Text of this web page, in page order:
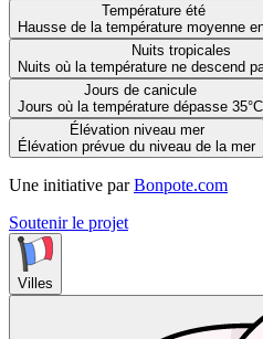
Température été
Hausse de la température moyenne
Nuits tropicales
Nuits où la température ne descend
Jours de canicule
Jours où la température dépasse 35°C
Élévation niveau mer
Élévation prévue du niveau de la mer
Une initiative par Bonpote.com
Soutenir le projet
Villes